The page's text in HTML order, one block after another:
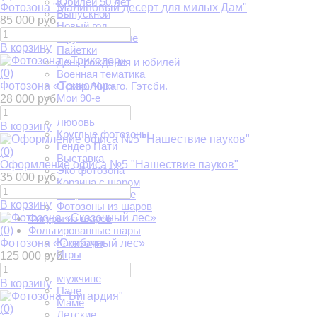
Выпускной
Новый год
В русском стиле
Пайетки
День рождения и юбилей
Военная тематика
Оскар. Чикаго. Гэтсби.
Мои 90-е
На юбилей
Любовь
Круглые фотозоны
Гендер Пати
Выставка
Эко фотозона
Корзина с шаром
Патриотические
Фотозоны из шаров
Фигуры из шаров
Фольгированные шары
Капибара
Игры
Женщине
Мужчине
Папе
Маме
Детские
Фотозона "Малиновый десерт для милых Дам"
85 000 руб.
В корзину
(0)
Фотозона «Триколор»
28 000 руб.
В корзину
(0)
Оформление офиса №5 "Нашествие пауков"
35 000 руб.
В корзину
(0)
Фотозона «Сказочный лес»
125 000 руб.
В корзину
(0)